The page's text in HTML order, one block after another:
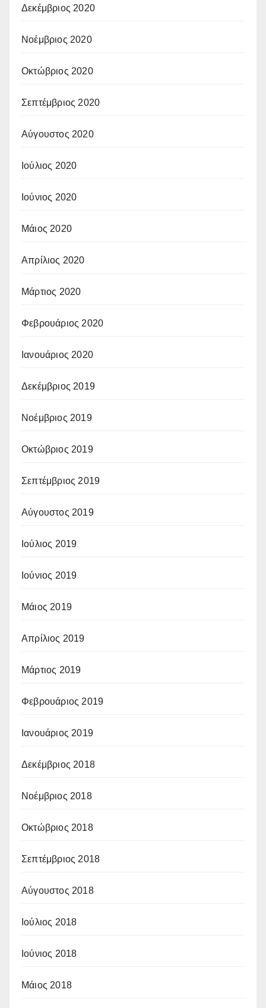
Δεκέμβριος 2020
Νοέμβριος 2020
Οκτώβριος 2020
Σεπτέμβριος 2020
Αύγουστος 2020
Ιούλιος 2020
Ιούνιος 2020
Μάιος 2020
Απρίλιος 2020
Μάρτιος 2020
Φεβρουάριος 2020
Ιανουάριος 2020
Δεκέμβριος 2019
Νοέμβριος 2019
Οκτώβριος 2019
Σεπτέμβριος 2019
Αύγουστος 2019
Ιούλιος 2019
Ιούνιος 2019
Μάιος 2019
Απρίλιος 2019
Μάρτιος 2019
Φεβρουάριος 2019
Ιανουάριος 2019
Δεκέμβριος 2018
Νοέμβριος 2018
Οκτώβριος 2018
Σεπτέμβριος 2018
Αύγουστος 2018
Ιούλιος 2018
Ιούνιος 2018
Μάιος 2018